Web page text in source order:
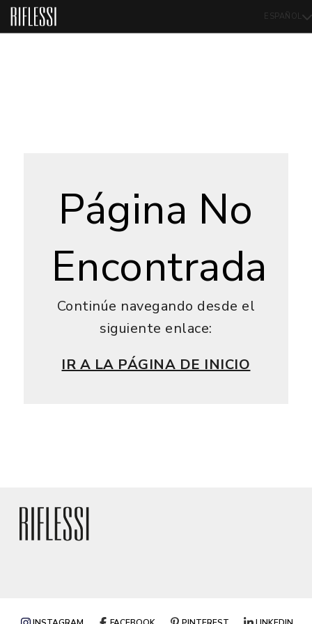
ESPAÑOL
Página No
Encontrada
Continúe navegando desde el
siguiente enlace:
IR A LA PÁGINA DE INICIO